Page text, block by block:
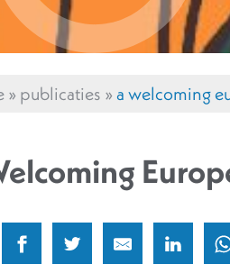
»publicaties »a welcoming